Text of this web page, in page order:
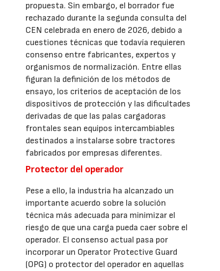
propuesta. Sin embargo, el borrador fue
rechazado durante la segunda consulta del
CEN celebrada en enero de 2026, debido a
cuestiones técnicas que todavía requieren
consenso entre fabricantes, expertos y
organismos de normalización. Entre ellas
figuran la definición de los métodos de
ensayo, los criterios de aceptación de los
dispositivos de protección y las dificultades
derivadas de que las palas cargadoras
frontales sean equipos intercambiables
destinados a instalarse sobre tractores
fabricados por empresas diferentes.
Protector del operador
Pese a ello, la industria ha alcanzado un
importante acuerdo sobre la solución
técnica más adecuada para minimizar el
riesgo de que una carga pueda caer sobre el
operador. El consenso actual pasa por
incorporar un Operator Protective Guard
(OPG) o protector del operador en aquellas